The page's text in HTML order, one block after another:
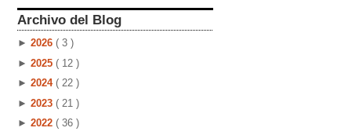
Archivo del Blog
► 2026 ( 3 )
► 2025 ( 12 )
► 2024 ( 22 )
► 2023 ( 21 )
► 2022 ( 36 )